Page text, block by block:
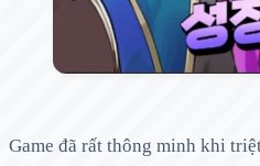
Game đã rất thông minh khi